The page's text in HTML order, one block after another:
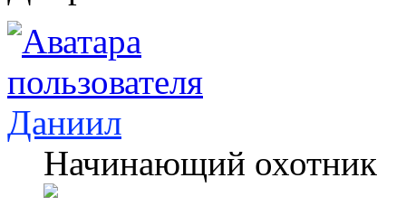
Даниил
Начинающий охотник